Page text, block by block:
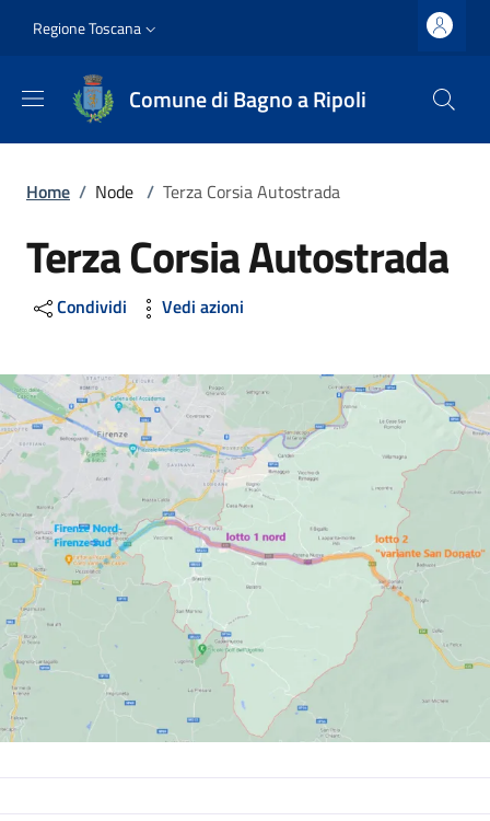
Slim top
Regione Toscana
Comune di Bagno a Ripoli
Briciole di pane
Home / Node / Terza Corsia Autostrada
Terza Corsia Autostrada
Condividi Vedi azioni
Image